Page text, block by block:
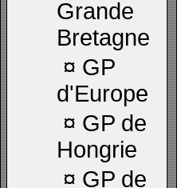
Grande
Bretagne
¤ GP
d'Europe
¤ GP de
Hongrie
¤ GP de